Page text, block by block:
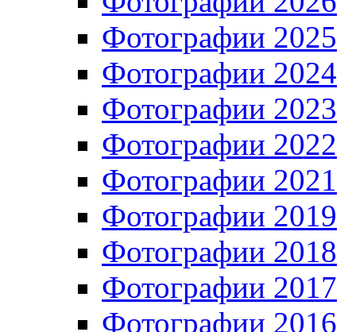
Фотографии 2025
Фотографии 2024
Фотографии 2023
Фотографии 2022
Фотографии 2021
Фотографии 2019
Фотографии 2018
Фотографии 2017
Фотографии 2016